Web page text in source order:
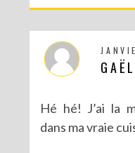
Hé hé! J’ai la
dans ma vraie